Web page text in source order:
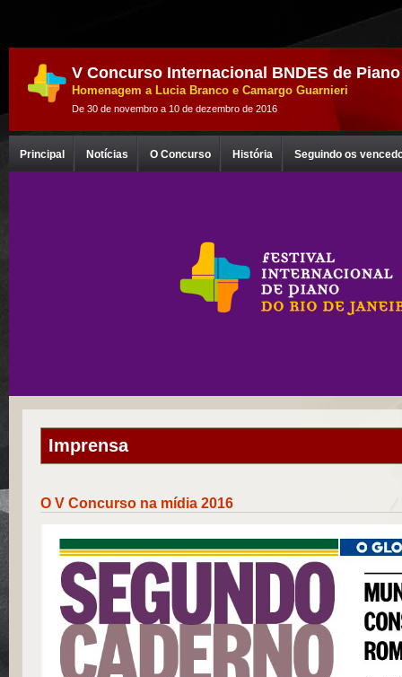
V Concurso Internacional BNDES de Piano
Homenagem a Lucia Branco e Camargo Guarnieri
De 30 de novembro a 10 de dezembro de 2016
Principal Notícias O Concurso História Seguindo os
Imprensa
O V Concurso na mídia 2016